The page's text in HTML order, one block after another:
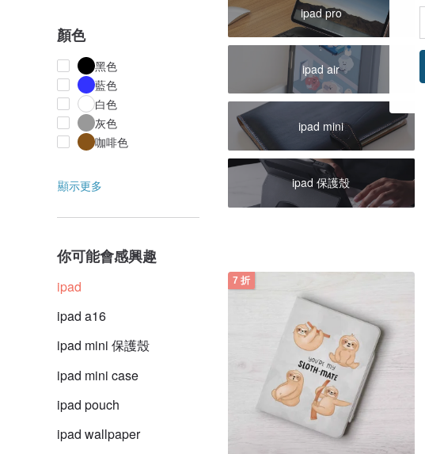
顏色
黑色
藍色
白色
灰色
咖啡色
顯示更多
你可能會感興趣
ipad
ipad a16
ipad mini 保護殼
ipad mini case
ipad pouch
ipad wallpaper
ipad pro
ipad air
ipad mini
ipad 保護殼
7 折